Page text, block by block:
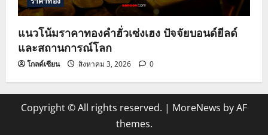
แนวโน้มราคาทองคำฮั่วเซ่งเฮง ปัจจัยบอนด์ยีลด์
และสถานการณ์โลก
โกลด์เซียน สิงหาคม 3, 2026 0
Copyright © All rights reserved. | MoreNews by AF
themes.